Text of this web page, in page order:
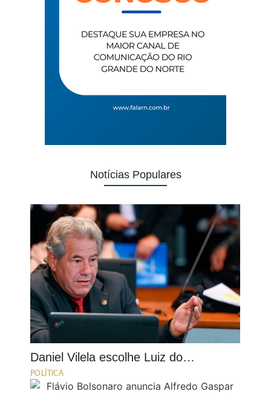
Notícias Populares
Daniel Vilela escolhe Luiz do…
POLÍTICA